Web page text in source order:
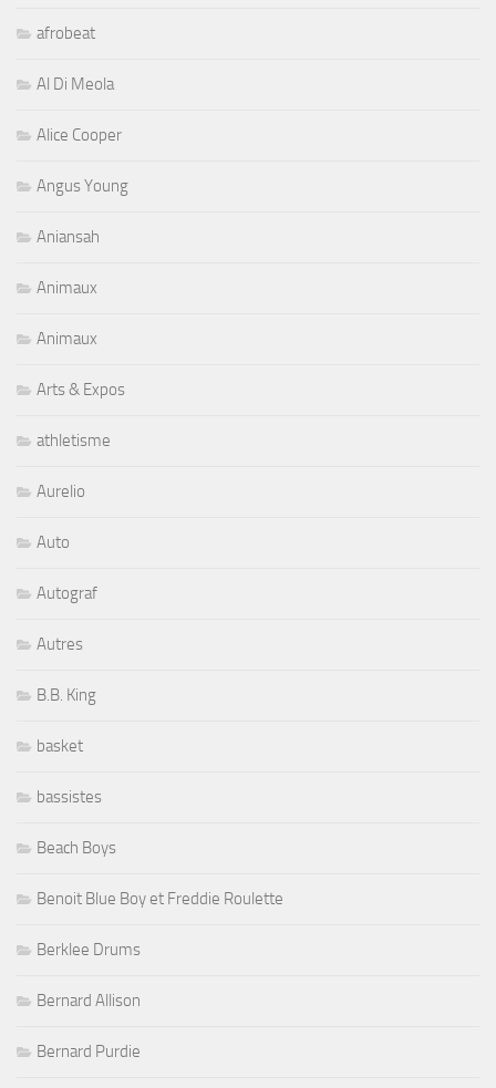
afrobeat
Al Di Meola
Alice Cooper
Angus Young
Aniansah
Animaux
Animaux
Arts & Expos
athletisme
Aurelio
Auto
Autograf
Autres
B.B. King
basket
bassistes
Beach Boys
Benoit Blue Boy et Freddie Roulette
Berklee Drums
Bernard Allison
Bernard Purdie